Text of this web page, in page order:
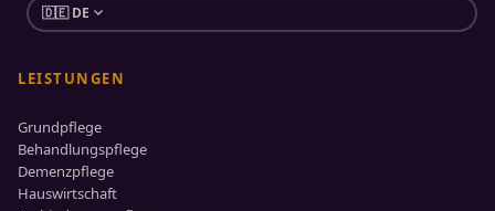
🇩🇪 DE expand_more
LEISTUNGEN
Grundpflege
Behandlungspflege
Demenzpflege
Hauswirtschaft